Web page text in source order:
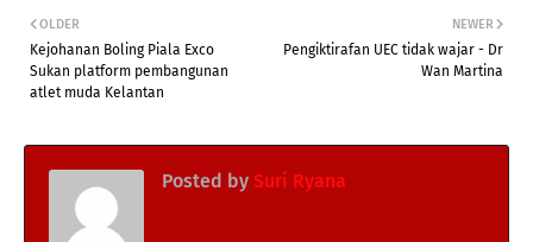
NEWER
Pengiktirafan UEC tidak wajar - Dr
Wan Martina
OLDER
Kejohanan Boling Piala Exco
Sukan platform pembangunan
atlet muda Kelantan
Posted by Suri Ryana